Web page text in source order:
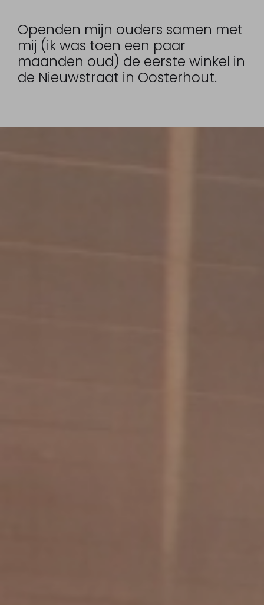
Openden mijn ouders samen met
mij (ik was toen een paar
maanden oud) de eerste winkel in
de Nieuwstraat in Oosterhout.